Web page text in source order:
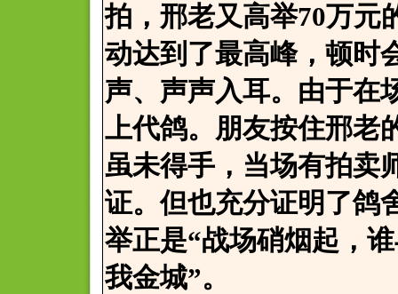
拍，邢老又高举70万元
动达到了最高峰，顿时
声、声声入耳。由于在
上代鸽。朋友按住邢老
虽未得手，当场有拍卖
证。但也充分证明了鸽
举正是“战场硝烟起，
我金城”。